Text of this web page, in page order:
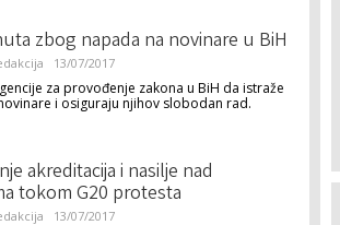
zbog napada na novinare u BiH
13/07/2017
za provođenje zakona u BiH da istraže
i osiguraju njihov slobodan rad.
akreditacija i nasilje nad
tokom G20 protesta
13/07/2017